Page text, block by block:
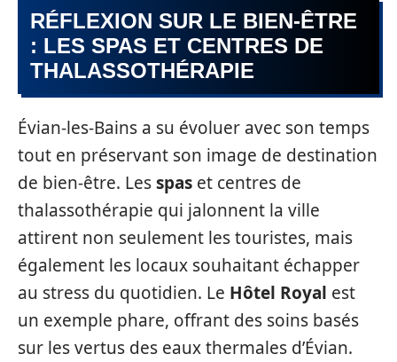
RÉFLEXION SUR LE BIEN-ÊTRE
: LES SPAS ET CENTRES DE
THALASSOTHÉRAPIE
Évian-les-Bains a su évoluer avec son temps
tout en préservant son image de destination
de bien-être. Lesspas et centres de
thalassothérapie qui jalonnent la ville
attirent non seulement les touristes, mais
également les locaux souhaitant échapper
au stress du quotidien. Le Hôtel Royal est
un exemple phare, offrant des soins basés
sur les vertus des eaux thermales d’Évian.